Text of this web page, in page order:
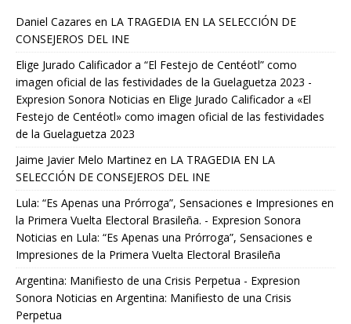
Daniel Cazares en LA TRAGEDIA EN LA SELECCIÓN DE
CONSEJEROS DEL INE
Elige Jurado Calificador a “El Festejo de Centéotl” como
imagen oficial de las festividades de la Guelaguetza 2023 -
Expresion Sonora Noticias en Elige Jurado Calificador a «El
Festejo de Centéotl» como imagen oficial de las festividades
de la Guelaguetza 2023
Jaime Javier Melo Martinez en LA TRAGEDIA EN LA
SELECCIÓN DE CONSEJEROS DEL INE
Lula: “Es Apenas una Prórroga”, Sensaciones e Impresiones en
la Primera Vuelta Electoral Brasileña. - Expresion Sonora
Noticias en Lula: “Es Apenas una Prórroga”, Sensaciones e
Impresiones de la Primera Vuelta Electoral Brasileña
Argentina: Manifiesto de una Crisis Perpetua - Expresion
Sonora Noticias en Argentina: Manifiesto de una Crisis
Perpetua